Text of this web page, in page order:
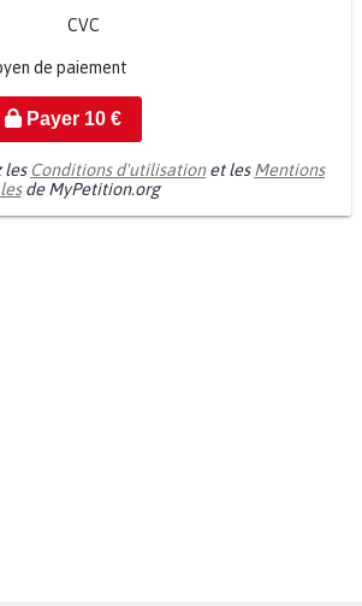
CVC
de paiement
Payer 10€
les Conditions d'utilisationet lesMentions
de MyPetition.org